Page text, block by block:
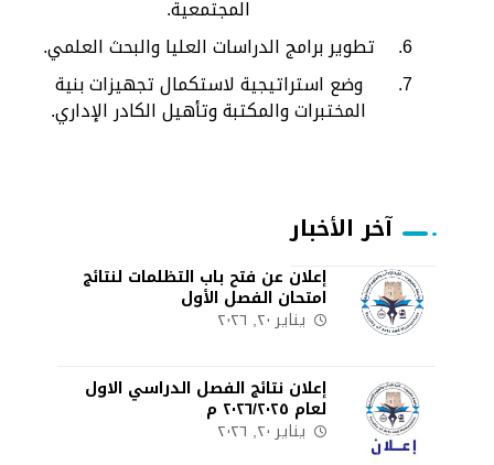
المجتمعية.
تطوير برامج الدراسات العليا والبحث العلمي.
وضع استراتيجية لاستكمال تجهيزات بنية
المختبرات والمكتبة وتأهيل الكادر الإداري.
آخر الأخبار
إعلان عن فتح باب التظلمات لنتائج
امتحان الفصل الأول
يناير ٢٠, ٢٠٢٦
إعلان نتائج الفصل الدراسي الاول
لعام ٢٠٢٦/٢٠٢٥ م
يناير ٢٠, ٢٠٢٦